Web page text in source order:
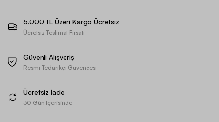
5.000 TL Üzeri Kargo Ücretsiz
Ücretsiz Teslimat Fırsatı
Güvenli Alışveriş
Resmi Tedarikçi Güvencesi
Ücretsiz İade
30 Gün İçerisinde